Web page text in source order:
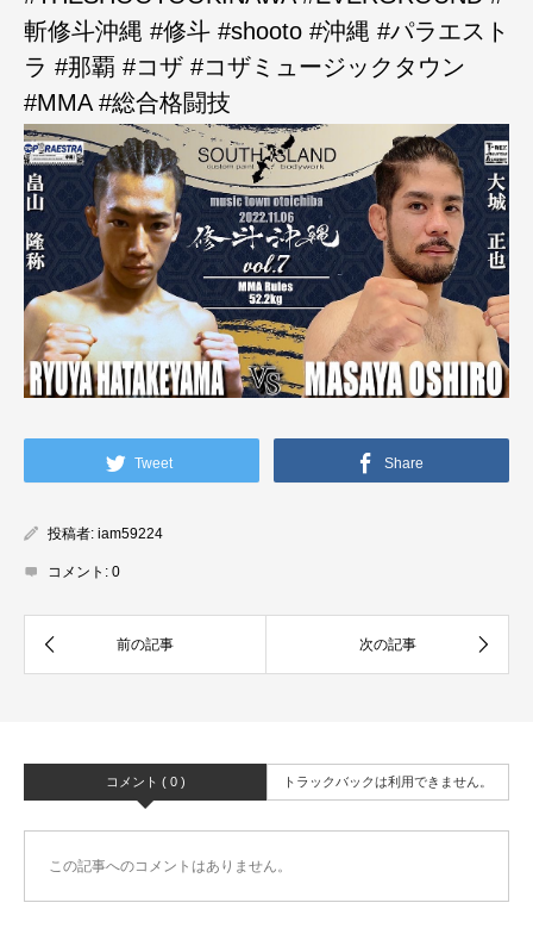
斬修斗沖縄 #修斗 #shooto #沖縄 #パラエスト
ラ #那覇 #コザ #コザミュージックタウン
#MMA #総合格闘技
Tweet Share
投稿者: iam59224
コメント: 0
コメント ( 0 ) トラックバックは利用できません。
この記事へのコメントはありません。